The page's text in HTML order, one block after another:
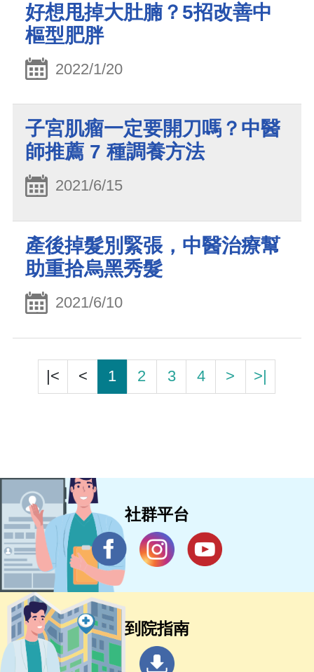
好想甩掉大肚腩？5招改善中
樞型肥胖
2022/1/20
子宮肌瘤一定要開刀嗎？中醫
師推薦 7 種調養方法
2021/6/15
產後掉髮別緊張，中醫治療幫
助重拾烏黑秀髮
2021/6/10
|< < 1 2 3 4 > >|
社群平台
到院指南